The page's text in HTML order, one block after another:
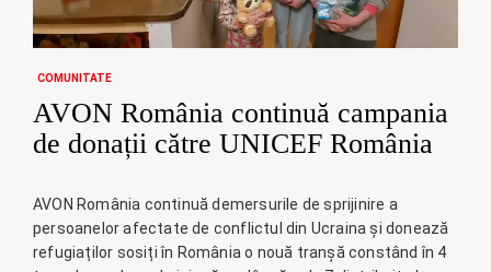
COMUNITATE
AVON România continuă campania
de donații către UNICEF România
AVON România continuă demersurile de sprijinire a
persoanelor afectate de conflictul din Ucraina și donează
refugiaților sosiți în România o nouă tranșă constând în 4